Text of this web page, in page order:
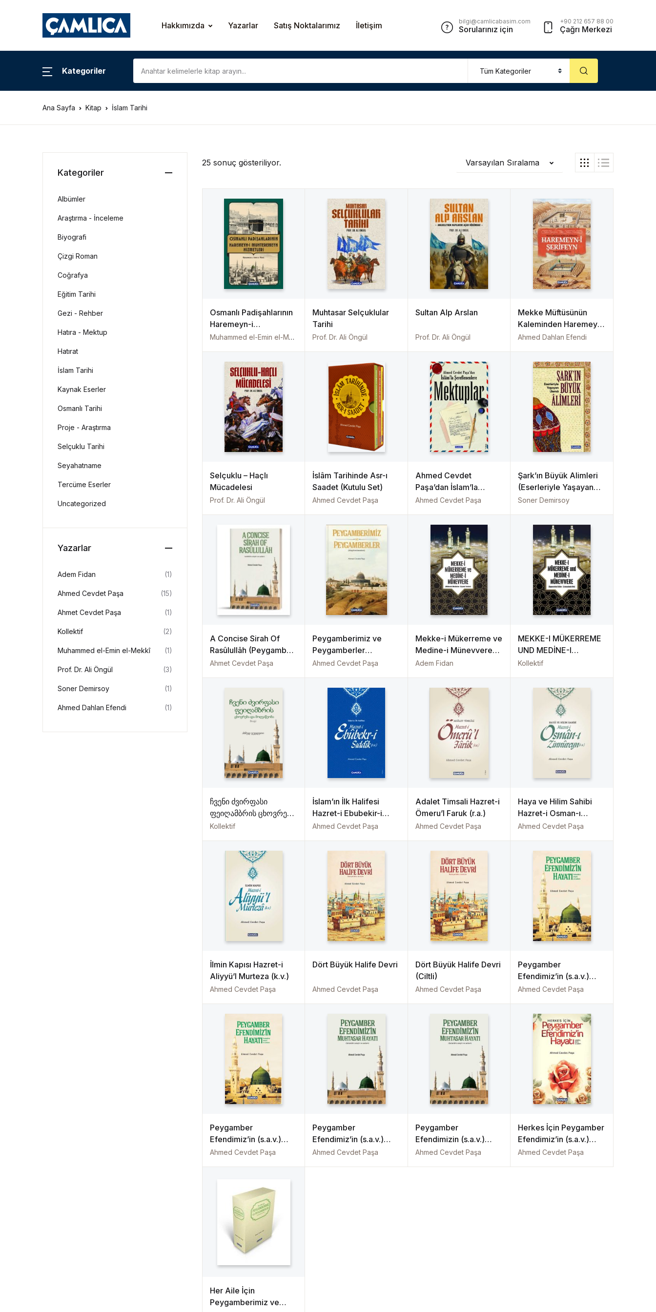
Hakkımızda Yazarlar Satış Noktalarımız İletişim bilgi@camlicabasim.com
Sorularınız için
+90 212 657 88 00
Çağrı Merkezi
Kategoriler
Ana Sayfa Kitap İslam Tarihi
25 sonuç gösteriliyor. Varsayılan Sıralama
Osmanlı Padişahlarının
Haremeyn-i
Muhteremeyn
Muhammed el-Emin el-Mekkî
Muhtasar Selçuklular
Tarihi
Prof. Dr. Ali Öngül
Sultan Alp Arslan
Prof. Dr. Ali Öngül
Mekke Müftüsünün
Kaleminden Haremeyn-
i Şerifeyn
Ahmed Dahlan Efendi
Selçuklu – Haçlı
Mücadelesi
Prof. Dr. Ali Öngül
İslâm Tarihinde Asr-ı
Saadet (Kutulu Set)
Ahmed Cevdet Paşa
Ahmed Cevdet
Paşa’dan İslam’la
Şereflenenlere
Ahmed Cevdet Paşa
Şark’ın Büyük Alimleri
(Eserleriyle Yaşayan
Ulemâ)
Soner Demirsoy
A Concise Sirah Of
Rasûlullâh (Peygamber
Efendimiz’in Muhtasar
Ahmet Cevdet Paşa
Peygamberimiz ve
Peygamberler
(Aleyhimüsselam)
Ahmed Cevdet Paşa
Mekke-i Mükerreme ve
Medine-i Münevvere
(Mübarek Mekanlar –
Adem Fidan
MEKKE-I MÜKERREME
UND MEDİNE-I
MÜNEWWERE –
VE MEDİNE-İ
MÜNEVVERE
(Almanca)
Kollektif
ჩვენი ძვირფასი
ფეიღამბრის ცხოვრება
და მოღვაწეობა (ს.ა.ვ.)
EFENDİMİZ’İN
MUHTASAR HAYATI
Kollektif
İslam’ın İlk Halifesi
Hazret-i Ebubekir-i
Sıddık (r.a.)
Ahmed Cevdet Paşa
Adalet Timsali Hazret-i
Ömeru’l Faruk (r.a.)
Ahmed Cevdet Paşa
Haya ve Hilim Sahibi
Hazret-i Osman-ı
Zinnureyn (r.a.)
Ahmed Cevdet Paşa
İlmin Kapısı Hazret-i
Aliyyü’l Murteza (k.v.)
Ahmed Cevdet Paşa
Dört Büyük Halife Devri
Ahmed Cevdet Paşa
Dört Büyük Halife Devri
(Ciltli)
Ahmed Cevdet Paşa
Peygamber
Efendimiz’in (s.a.v.)
Hayatı
Ahmed Cevdet Paşa
Peygamber
Efendimiz’in (s.a.v.)
Hayatı (Ciltli)
Ahmed Cevdet Paşa
Peygamber
Efendimiz’in (s.a.v.)
Muhtasar Hayatı
Ahmed Cevdet Paşa
Peygamber
Efendimizin (s.a.v.)
Muhtasar Hayatı (Ciltli)
Ahmed Cevdet Paşa
Herkes İçin Peygamber
Efendimiz’in (s.a.v.)
Hayatı
Ahmed Cevdet Paşa
Her Aile İçin
Peygamberimiz ve
Kategoriler
Albümler
Araştırma - İnceleme
Biyografi
Çizgi Roman
Coğrafya
Eğitim Tarihi
Gezi - Rehber
Hatıra - Mektup
Hatırat
İslam Tarihi
Kaynak Eserler
Osmanlı Tarihi
Proje - Araştırma
Selçuklu Tarihi
Seyahatname
Tercüme Eserler
Uncategorized
Yazarlar
Adem Fidan (1)
Ahmed Cevdet Paşa (15)
Ahmet Cevdet Paşa (1)
Kollektif (2)
Muhammed el-Emin el-Mekkî (1)
Prof. Dr. Ali Öngül (3)
Soner Demirsoy (1)
Ahmed Dahlan Efendi (1)